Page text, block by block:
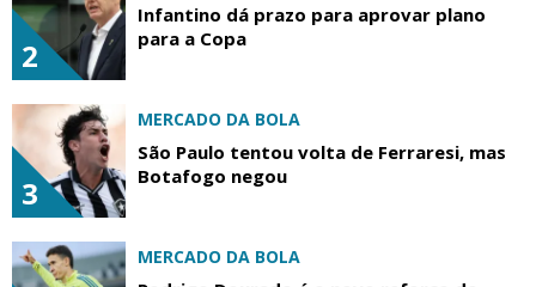
2
Infantino dá prazo para aprovar plano
para a Copa
3
MERCADO DA BOLA
São Paulo tentou volta de Ferraresi, mas
Botafogo negou
MERCADO DA BOLA